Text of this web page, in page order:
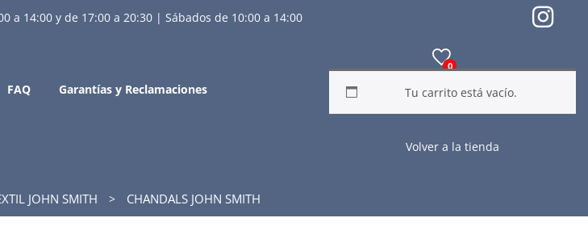
a 14:00 y de 17:00 a 20:30 | Sábados de 10:00 a 14:00
FAQ Garantías y Reclamaciones
0
Tu carrito está vacío.
Volver a la tienda
JOHN SMITH CHANDALS JOHN SMITH